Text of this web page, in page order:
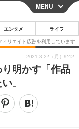
CLOSE
スマートフォン
その他
映画・ドラマ
MENU
エンタメ ライフ
明かす「作品
」
2021.3.22（月）9:42